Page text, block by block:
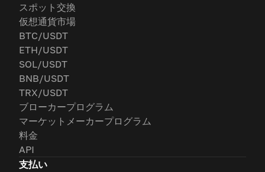
スポット交換
仮想通貨市場
BTC/USDT
ETH/USDT
SOL/USDT
BNB/USDT
TRX/USDT
ブローカープログラム
マーケットメーカープログラム
料金
API
支払い